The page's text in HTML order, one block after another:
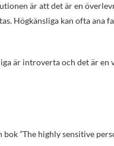
är att det är en
Högkänsliga kan ofta ana
är introverta och det är
”The highly sensitive